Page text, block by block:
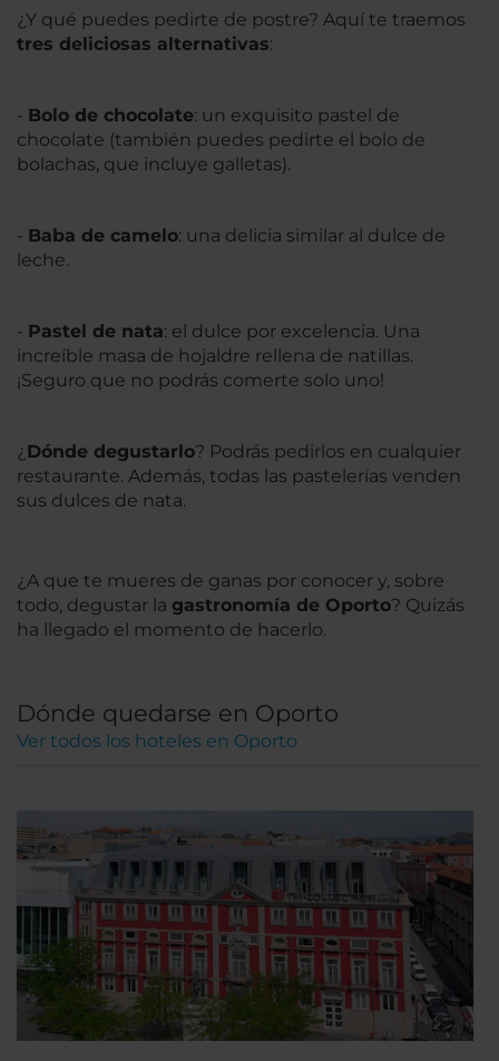
¿Y qué puedes pedirte de postre? Aquí te traemos
tres deliciosas alternativas:
- Bolo de chocolate: un exquisito pastel de
chocolate (también puedes pedirte el bolo de
bolachas, que incluye galletas).
- Baba de camelo: una delicia similar al dulce de
leche.
- Pastel de nata: el dulce por excelencia. Una
increíble masa de hojaldre rellena de natillas.
¡Seguro que no podrás comerte solo uno!
¿ Dónde degustarlo? Podrás pedirlos en cualquier
restaurante. Además, todas las pastelerías venden
sus dulces de nata.
¿A que te mueres de ganas por conocer y, sobre
todo, degustar la gastronomía de Oporto? Quizás
ha llegado el momento de hacerlo.
Dónde quedarse en Oporto
Ver todos los hoteles en Oporto